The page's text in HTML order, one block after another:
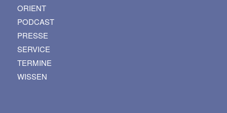
ORIENT
PODCAST
PRESSE
SERVICE
TERMINE
WISSEN